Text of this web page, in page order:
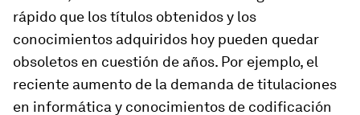
rápido que los títulos obtenidos y los
conocimientos adquiridos hoy pueden quedar
obsoletos en cuestión de años. Por ejemplo, el
reciente aumento de la demanda de titulaciones
en informática y conocimientos de codificación